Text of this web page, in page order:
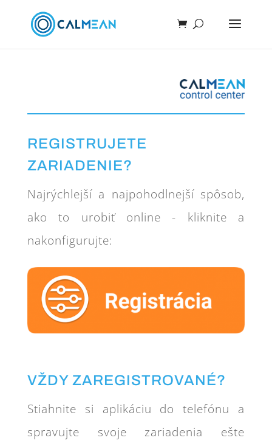
REGISTRUJETE
ZARIADENIE?
Najrýchlejší a najpohodlnejší spôsob,
ako to urobiť online - kliknite a
nakonfigurujte:
VŽDY ZAREGISTROVANÉ?
Stiahnite si aplikáciu do telefónu a
spravujte svoje zariadenia ešte